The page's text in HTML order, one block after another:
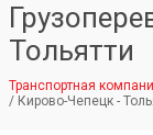
Тольятти
Транспортная
/ Кирово-Чепецк -